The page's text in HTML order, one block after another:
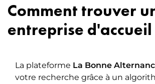
Comment trouver
entreprise d'accueil
La plateforme La Bonne
votre recherche grâce à un